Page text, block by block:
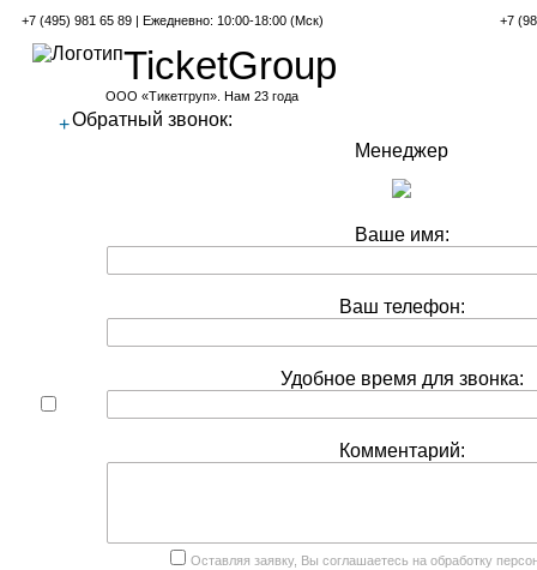
+7 (495) 981 65 89 | Ежедневно: 10:00-18:00 (Мск) +7
TicketGroup
ООО «Тикетгруп». Нам 23 года
+Обратный звонок:
Менеджер
Ваше имя:
Ваш телефон:
Удобное время для звонка:
Комментарий:
Оставляя заявку, Вы соглашаетесь на обработку